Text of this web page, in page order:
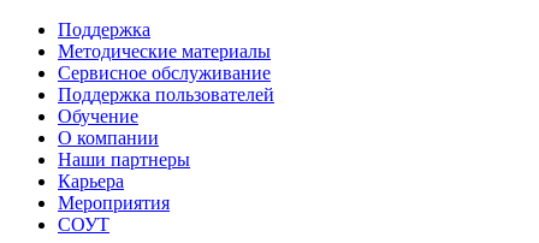
Поддержка
Методические материалы
Сервисное обслуживание
Поддержка пользователей
Обучение
О компании
Наши партнеры
Карьера
Мероприятия
СОУТ